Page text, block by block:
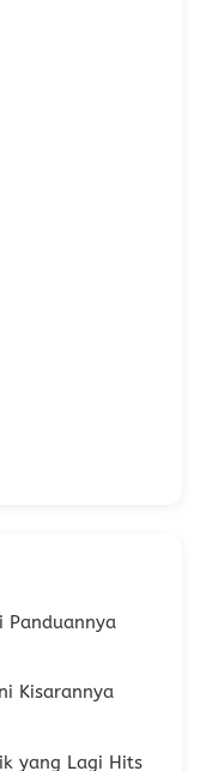
Panduannya
Kisarannya
yang Lagi Hits